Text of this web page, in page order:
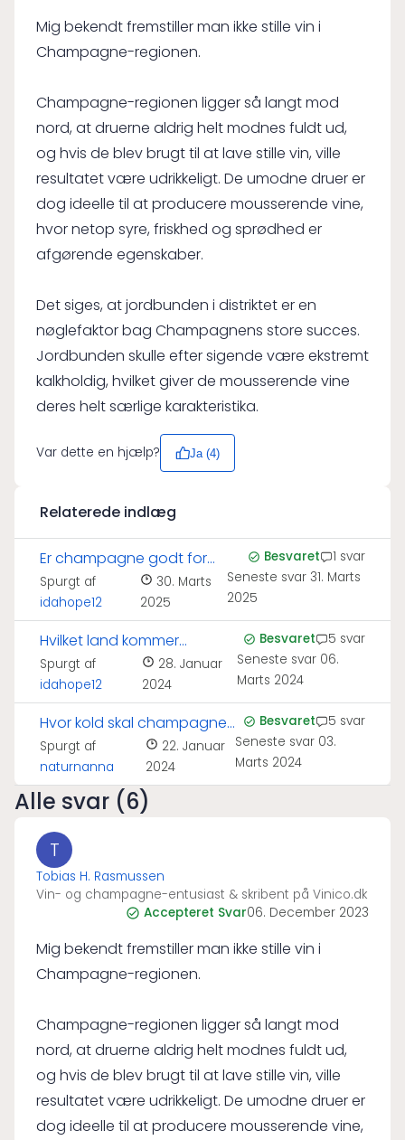
Mig bekendt fremstiller man ikke stille vin i
Champagne-regionen.
Champagne-regionen ligger så langt mod
nord, at druerne aldrig helt modnes fuldt ud,
og hvis de blev brugt til at lave stille vin, ville
resultatet være udrikkeligt. De umodne druer er
dog ideelle til at producere mousserende vine,
hvor netop syre, friskhed og sprødhed er
afgørende egenskaber.
Det siges, at jordbunden i distriktet er en
nøglefaktor bag Champagnens store succes.
Jordbunden skulle efter sigende være ekstremt
kalkholdig, hvilket giver de mousserende vine
deres helt særlige karakteristika.
Var dette en hjælp? Ja (4)
Relaterede indlæg
Er champagne godt for
huden?
Spurgt af
idahope12
30. Marts
2025
Besvaret
1 svar
Seneste svar31. Marts
2025
Hvilket land kommer
champagne fra?
Spurgt af
idahope12
28. Januar
2024
Besvaret
5 svar
Seneste svar 06.
Marts 2024
Hvor kold skal champagne
serveres?
Spurgt af
naturnanna
22. Januar
2024
Besvaret
5 svar
Seneste svar 03.
Marts 2024
Alle svar (6)
T
Tobias H. Rasmussen
Vin- og champagne-entusiast & skribent på Vinico.dk
Accepteret Svar06. December 2023
Mig bekendt fremstiller man ikke stille vin i
Champagne-regionen.
Champagne-regionen ligger så langt mod
nord, at druerne aldrig helt modnes fuldt ud,
og hvis de blev brugt til at lave stille vin, ville
resultatet være udrikkeligt. De umodne druer er
dog ideelle til at producere mousserende vine,